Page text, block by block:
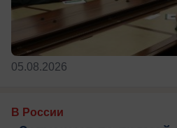
05.08.2026
В России